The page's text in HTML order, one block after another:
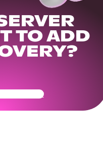
TO ADD
Ready